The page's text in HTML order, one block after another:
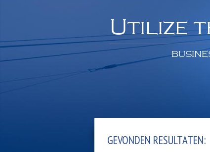
Utilize
GEVONDEN RESULTATEN: